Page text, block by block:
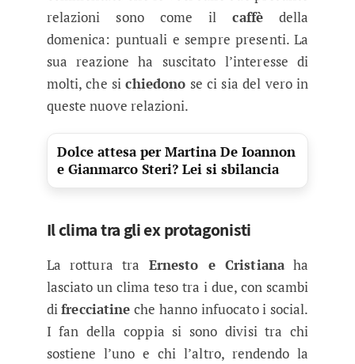
relazioni sono come ilcaffèdella
domenica: puntuali e sempre presenti. La
sua reazione ha suscitato l’interesse di
molti, che sichiedono se ci sia del vero in
queste nuove relazioni.
Dolce attesa per Martina De Ioannon
e Gianmarco Steri? Lei si sbilancia
Il clima tra gli ex protagonisti
La rottura tra Ernesto e Cristianaha
lasciato un clima teso tra i due, con scambi
difrecciatine che hanno infuocato i social.
I fan della coppia si sono divisi tra chi
sostiene l’uno e chi l’altro, rendendo la